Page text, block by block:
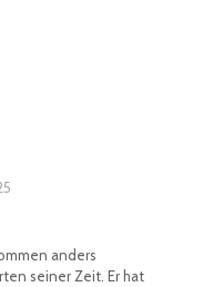
anders
seiner Zeit. Er hat